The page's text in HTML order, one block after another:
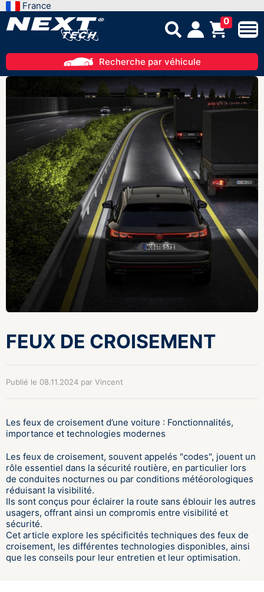
France
0
Recherche par véhicule
FEUX DE CROISEMENT
Publié le 08.11.2024 par Vincent
Les feux de croisement d’une voiture : Fonctionnalités,
importance et technologies modernes
Les feux de croisement, souvent appelés "codes", jouent un
rôle essentiel dans la sécurité routière, en particulier lors
de conduites nocturnes ou par conditions météorologiques
réduisant la visibilité.
Ils sont conçus pour éclairer la route sans éblouir les autres
usagers, offrant ainsi un compromis entre visibilité et
sécurité.
Cet article explore les spécificités techniques des feux de
croisement, les différentes technologies disponibles, ainsi
que les conseils pour leur entretien et leur optimisation.